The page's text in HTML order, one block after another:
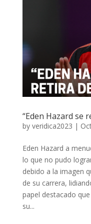
“Eden Hazard se
by veridica2023 |
Eden Hazard a
lo que no pudo
debido a la imagen
de su carrera,
papel destacado
su...